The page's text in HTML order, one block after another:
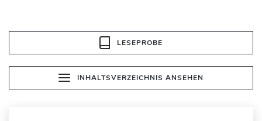
LESEPROBE
INHALTSVERZEICHNIS ANSEHEN